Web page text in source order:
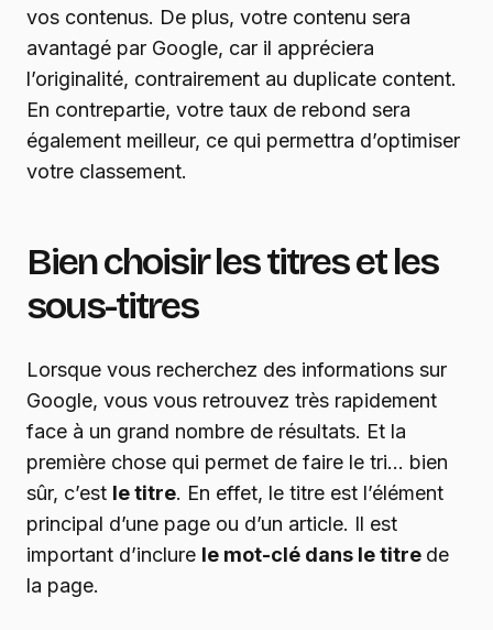
vos contenus. De plus, votre contenu sera
avantagé par Google, car il appréciera
l’originalité, contrairement au duplicate content.
En contrepartie, votre taux de rebond sera
également meilleur, ce qui permettra d’optimiser
votre classement.
Bien choisir les titres et les
sous-titres
Lorsque vous recherchez des informations sur
Google, vous vous retrouvez très rapidement
face à un grand nombre de résultats. Et la
première chose qui permet de faire le tri… bien
sûr, c’est le titre. En effet, le titre est l’élément
principal d’une page ou d’un article. Il est
important d’inclure le mot-clé dans le titre de
la page.